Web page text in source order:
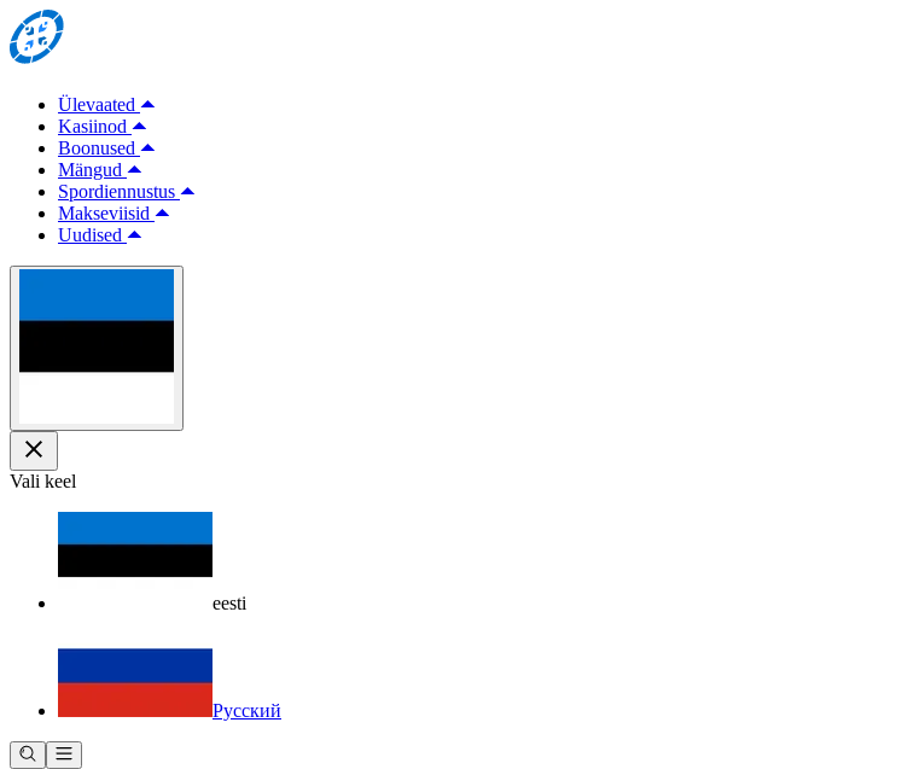
Ülevaated
Kasiinod
Boonused
Mängud
Spordiennustus
Makseviisid
Uudised
Vali keel
eesti
Русский